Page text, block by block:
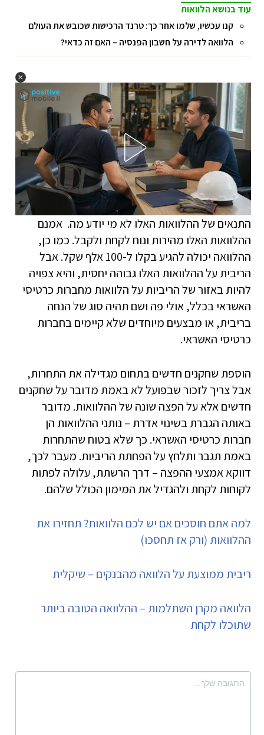
עוד בנושא הלוואות
קנו עכשיו, שלמו אחר כך: טרנד הרכישות שכובש את העולם
הלוואה לדירה על חשבון הפנסיה – האם זה כדאי?
התנאים של ההלוואות האלו לא מי יודע מה. אמנם
ההלוואות האלו מהירות ונוח לקחת ולקבל. כמו כן,
ההלוואה יכולה להגיע בקלו ל-100 אלף שקל. אבל
הריבית על ההלוואות האלו גבוהה יחסית, והיא צפויה
להיות באזור של הריביות על הלוואות מחברות כרטיסי
האשראי בכלל, אולי פה ושם תהיה סוג של הנחה
בריבית, או מבצעים מיוחדים שלא קיימים בחברות
כרטיסי האשראי.
הוספת שחקנים חדשים בתחום מגדילה את התחרות,
אבל צריך לזכור שבפועל לא באמת מדובר על שחקנים
חדשים אלא על הפצה שונה של ההלוואות. מדובר
באותה הגברת בשינוי אדרת – נותני ההלוואות הן
חברות כרטיסי האשראי. כך שלא בטוח שהתחרות
באמת תגבר ותלחץ על הפחתת הריביות. מעבר לכך,
דווקא אמצעי ההפצה – דרך הרשתת, עלולה לפתות
לקוחות לקחת ולהגדיל את המימון הכולל שלהם.
למה אתם חוסכים אם יש לכם הלוואות? תחזירו את
ההלוואות (ורק אז תחסכו)
ריבית ממוצעת על הלוואה מהבנקים – שיקלית
הלוואה מקרן השתלמות – ההלוואה הטובה ביותר
שתוכלו לקחת